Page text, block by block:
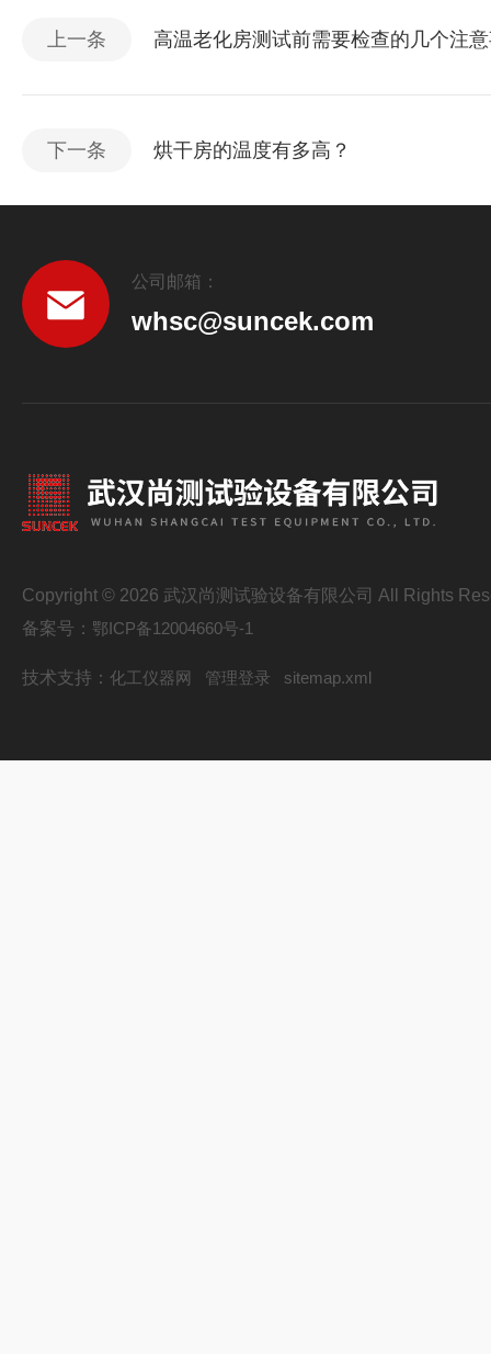
上一条 高温老化房测试前需要检查的几个注
下一条 烘干房的温度有多高？
公司邮箱：
whsc@suncek.com
Copyright © 2026 武汉尚测试验设备有限公司 All Rights
备案号： 鄂ICP备12004660号-1
技术支持： 化工仪器网 管理登录 sitemap.xml